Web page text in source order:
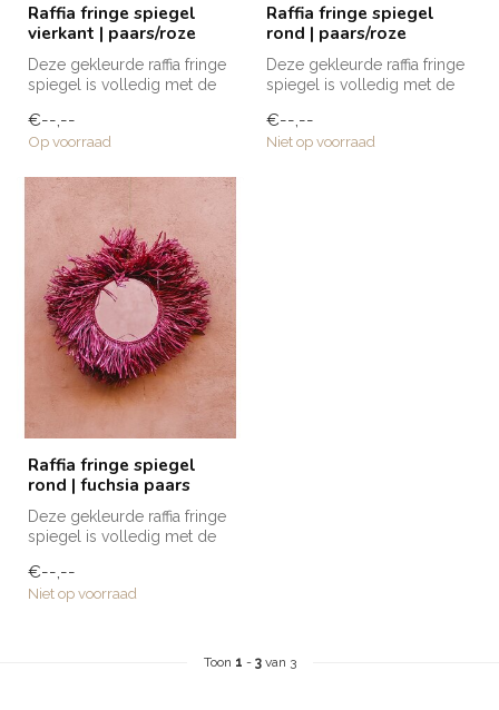
Raffia fringe spiegel
vierkant | paars/roze
Deze gekleurde raffia fringe
spiegel is volledig met de
€--,--
Op voorraad
Raffia fringe spiegel
rond | paars/roze
Deze gekleurde raffia fringe
spiegel is volledig met de
€--,--
Niet op voorraad
Raffia fringe spiegel
rond | fuchsia paars
Deze gekleurde raffia fringe
spiegel is volledig met de
€--,--
Niet op voorraad
Toon 1 - 3van 3